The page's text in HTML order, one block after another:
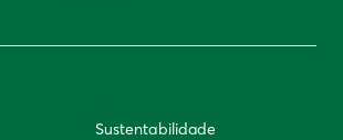
Sustentabilidade